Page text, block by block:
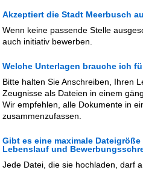
Akzeptiert die Stadt Meerbusch
Wenn keine passende Stelle
auch initiativ bewerben.
Welche Unterlagen brauche ich
Bitte halten Sie Anschreiben, Ihren
Zeugnisse als Dateien in einem
Wir empfehlen, alle Dokumente in
zusammenzufassen.
Gibt es eine maximale
Lebenslauf und
Jede Datei, die sie hochladen, darf